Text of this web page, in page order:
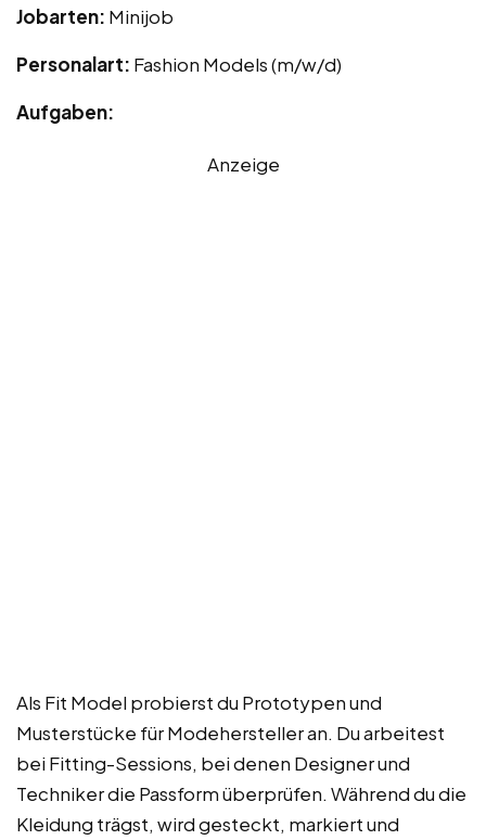
Jobarten: Minijob
Personalart: Fashion Models (m/w/d)
Aufgaben:
Anzeige
Als Fit Model probierst du Prototypen und
Musterstücke für Modehersteller an. Du arbeitest
bei Fitting-Sessions, bei denen Designer und
Techniker die Passform überprüfen. Während du die
Kleidung trägst, wird gesteckt, markiert und